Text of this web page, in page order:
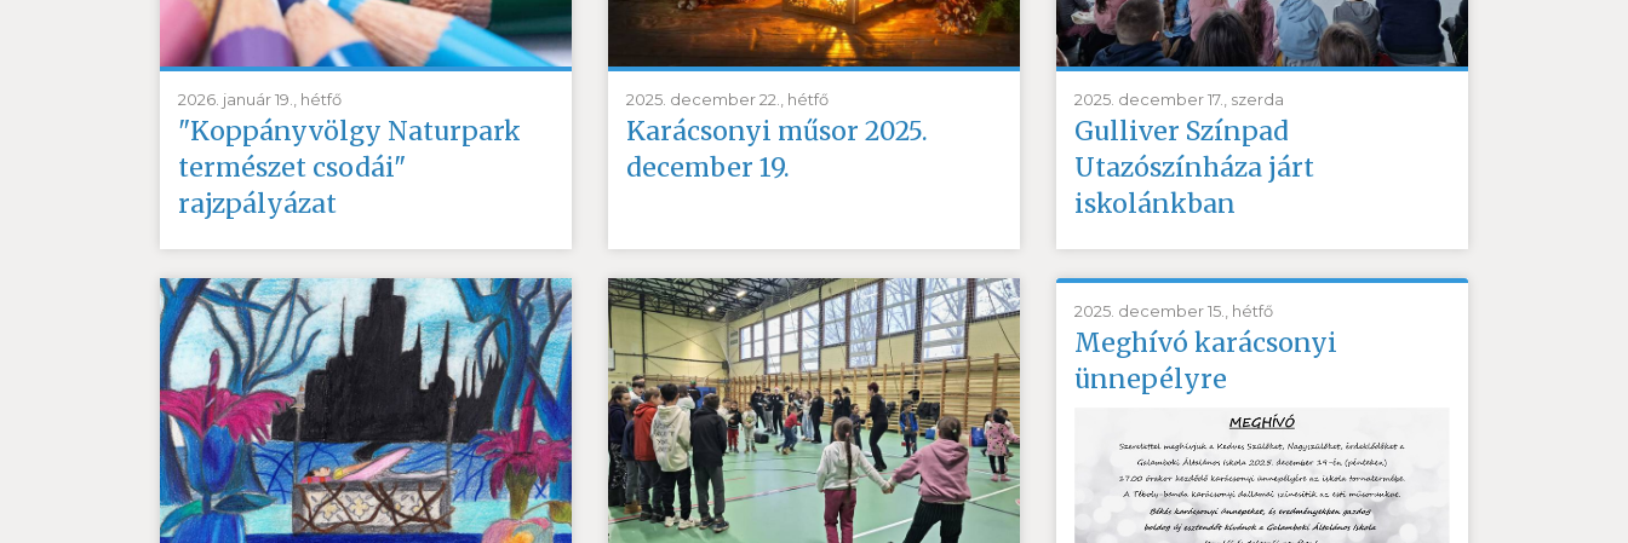
2026. január 19., hétfő
"Koppányvölgy Naturpark
természet csodái"
rajzpályázat
2025. december 22., hétfő
Karácsonyi műsor 2025.
december 19.
2025. december 17., szerda
Gulliver Színpad
Utazószínháza járt
iskolánkban
2025. december 15., hétfő
Meghívó karácsonyi
ünnepélyre